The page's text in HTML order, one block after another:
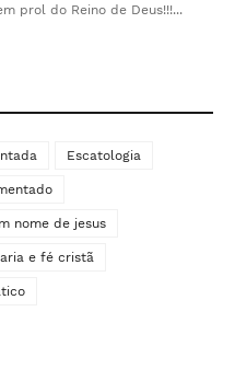
prol do Reino de Deus!!!...
Escatologia
nome de jesus
e fé cristã